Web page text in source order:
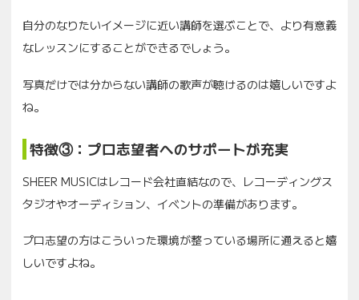
自分のなりたいイメージに近い講師を選ぶことで、より有意義
なレッスンにすることができるでしょう。
写真だけでは分からない講師の歌声が聴けるのは嬉しいですよ
ね。
特徴③：プロ志望者へのサポートが充実
SHEER MUSICはレコード会社直結なので、レコーディングス
タジオやオーディション、イベントの準備があります。
プロ志望の方はこういった環境が整っている場所に通えると嬉
しいですよね。